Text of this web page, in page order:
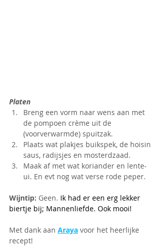
Platen
Breng een vorm naar wens aan met
de pompoen crème uit de
(voorverwarmde) spuitzak.
Plaats wat plakjes buikspek, de hoisin
saus, radijsjes en mosterdzaad.
Maak af met wat koriander en lente-
ui. En evt nog wat verse rode peper.
Wijntip: Geen. Ik had er een erg lekker
biertje bij; Mannenliefde. Ook mooi!
Met dank aan Araya voor het heerlijke
recept!